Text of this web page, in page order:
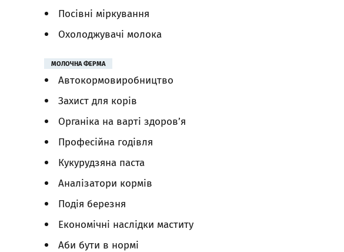
Посівні міркування
Охолоджувачі молока
МОЛОЧНА ФЕРМА
Автокормовиробництво
Захист для корів
Органіка на варті здоров’я
Професійна годівля
Кукурудзяна паста
Аналізатори кормів
Подія березня
Економічні наслідки маститу
Аби бути в нормі